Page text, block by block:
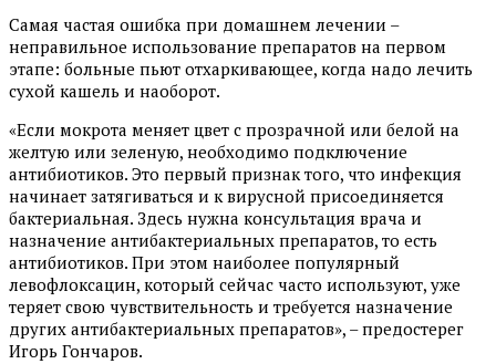
Самая частая ошибка при домашнем лечении –
неправильное использование препаратов на первом
этапе: больные пьют отхаркивающее, когда надо лечить
сухой кашель и наоборот.
«Если мокрота меняет цвет с прозрачной или белой на
желтую или зеленую, необходимо подключение
антибиотиков. Это первый признак того, что инфекция
начинает затягиваться и к вирусной присоединяется
бактериальная. Здесь нужна консультация врача и
назначение антибактериальных препаратов, то есть
антибиотиков. При этом наиболее популярный
левофлоксацин, который сейчас часто используют, уже
теряет свою чувствительность и требуется назначение
других антибактериальных препаратов», – предостерег
Игорь Гончаров.